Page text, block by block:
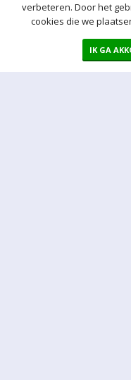
verbeteren. Door het
cookies die we
IK GA